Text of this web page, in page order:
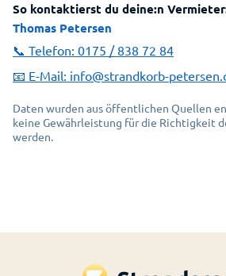
So kontaktierst du deine:n
Thomas Petersen
📞 Telefon: 0175 / 838 72 84
📧 E-Mail: info@strandkorb-
Daten wurden aus öffentlichen Quellen
keine Gewährleistung für die Richtigkeit
werden.